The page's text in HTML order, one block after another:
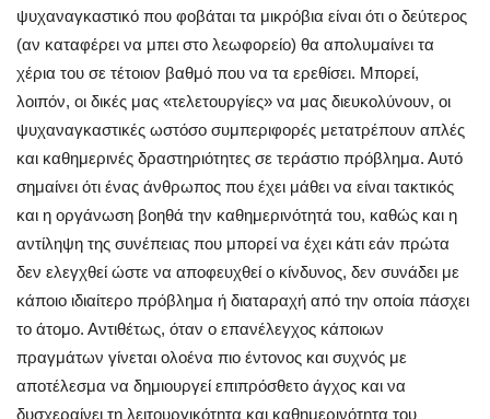
ψυχαναγκαστικό που φοβάται τα μικρόβια είναι ότι ο δεύτερος
(αν καταφέρει να μπει στο λεωφορείο) θα απολυμαίνει τα
χέρια του σε τέτοιον βαθμό που να τα ερεθίσει. Μπορεί,
λοιπόν, οι δικές μας «τελετουργίες» να μας διευκολύνουν, οι
ψυχαναγκαστικές ωστόσο συμπεριφορές μετατρέπουν απλές
και καθημερινές δραστηριότητες σε τεράστιο πρόβλημα. Αυτό
σημαίνει ότι ένας άνθρωπος που έχει μάθει να είναι τακτικός
και η οργάνωση βοηθά την καθημερινότητά του, καθώς και η
αντίληψη της συνέπειας που μπορεί να έχει κάτι εάν πρώτα
δεν ελεγχθεί ώστε να αποφευχθεί ο κίνδυνος, δεν συνάδει με
κάποιο ιδιαίτερο πρόβλημα ή διαταραχή από την οποία πάσχει
το άτομο. Αντιθέτως, όταν ο επανέλεγχος κάποιων
πραγμάτων γίνεται ολοένα πιο έντονος και συχνός με
αποτέλεσμα να δημιουργεί επιπρόσθετο άγχος και να
δυσχεραίνει τη λειτουργικότητα και καθημερινότητα του